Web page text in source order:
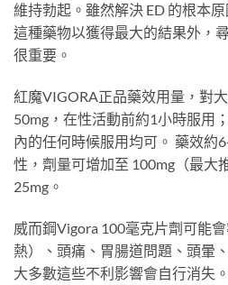
維持勃起。雖然解決 ED 的根本
這種藥物以獲得最大的結果外，
很重要。
紅魔VIGORA正品藥效用量，對
50mg，在性活動前約1小時服用
內的任何時候服用均可。 藥效約
性，劑量可增加至 100mg（最大
25mg。
威而鋼Vigora 100毫克片劑可能
熱）、頭痛、胃腸道問題、頭暈
大多數這些不利影響會自行消失